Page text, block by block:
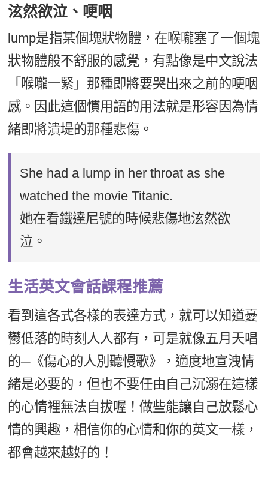
泫然欲泣、哽咽
lump是指某個塊狀物體，在喉嚨塞了一個塊
狀物體般不舒服的感覺，有點像是中文說法
「喉嚨一緊」那種即將要哭出來之前的哽咽
感。因此這個慣用語的用法就是形容因為情
緒即將潰堤的那種悲傷。
She had a lump in her throat as she
watched the movie Titanic.
她在看鐵達尼號的時候悲傷地泫然欲
泣。
生活英文會話課程推薦
看到這各式各樣的表達方式，就可以知道憂
鬱低落的時刻人人都有，可是就像五月天唱
的─《傷心的人別聽慢歌》，適度地宣洩情
緒是必要的，但也不要任由自己沉溺在這樣
的心情裡無法自拔喔！做些能讓自己放鬆心
情的興趣，相信你的心情和你的英文一樣，
都會越來越好的！